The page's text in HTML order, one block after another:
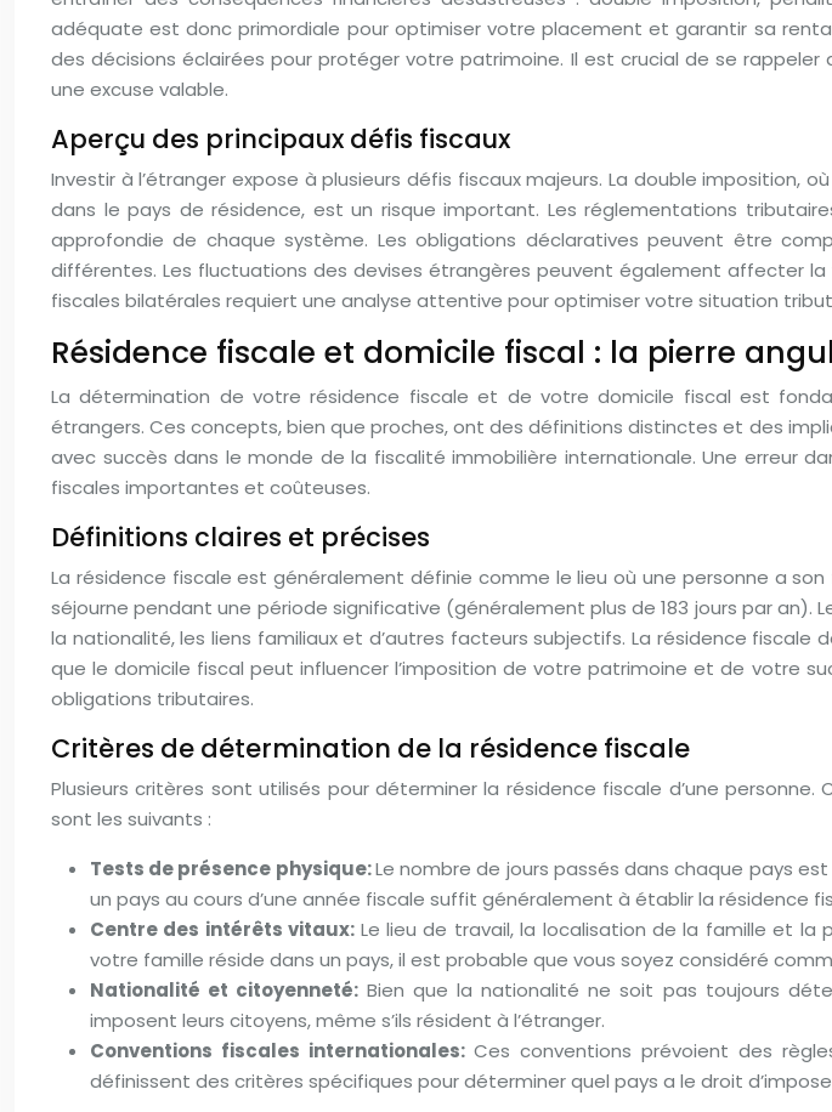
adéquate est donc primordiale pour optimiser votre placement et garantir sa
des décisions éclairées pour protéger votre patrimoine. Il est crucial de se
une excuse valable.
Aperçu des principaux défis fiscaux
Investir à l’étranger expose à plusieurs défis fiscaux majeurs. La double
dans le pays de résidence, est un risque important. Les réglementations
approfondie de chaque système. Les obligations déclaratives peuvent être
différentes. Les fluctuations des devises étrangères peuvent également affecter
fiscales bilatérales requiert une analyse attentive pour optimiser votre situation
Résidence fiscale et domicile fiscal : la pierre
La détermination de votre résidence fiscale et de votre domicile fiscal est
étrangers. Ces concepts, bien que proches, ont des définitions distinctes et des
avec succès dans le monde de la fiscalité immobilière internationale. Une erreur
fiscales importantes et coûteuses.
Définitions claires et précises
La résidence fiscale est généralement définie comme le lieu où une personne a
séjourne pendant une période significative (généralement plus de 183 jours par
la nationalité, les liens familiaux et d’autres facteurs subjectifs. La résidence
que le domicile fiscal peut influencer l’imposition de votre patrimoine et de votre
obligations tributaires.
Critères de détermination de la résidence fiscale
Plusieurs critères sont utilisés pour déterminer la résidence fiscale d’une
sont les suivants :
Tests de présence physique:Le nombre de jours passés dans chaque pays
un pays au cours d’une année fiscale suffit généralement à établir la résidence
Centre des intérêts vitaux: Le lieu de travail, la localisation de la famille et
votre famille réside dans un pays, il est probable que vous soyez considéré
Nationalité et citoyenneté: Bien que la nationalité ne soit pas toujours
imposent leurs citoyens, même s’ils résident à l’étranger.
Conventions fiscales internationales: Ces conventions prévoient des
définissent des critères spécifiques pour déterminer quel pays a le droit